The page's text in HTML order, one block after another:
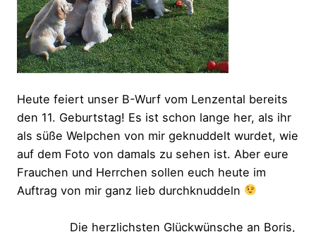
Heute feiert unser B-Wurf vom Lenzental bereits
den 11. Geburtstag! Es ist schon lange her, als ihr
als süße Welpchen von mir geknuddelt wurdet, wie
auf dem Foto von damals zu sehen ist. Aber eure
Frauchen und Herrchen sollen euch heute im
Auftrag von mir ganz lieb durchknuddeln
Die herzlichsten Glückwünsche an Boris,